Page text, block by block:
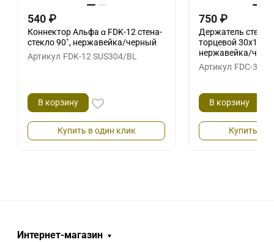
540 ₽
Коннектор Альфа α FDK-12 стена-
стекло 90˚, нержавейка/черный
Артикул FDK-12 SUS304/BL
В корзину
Купить в один клик
750 ₽
Держатель стекла
торцевой 30х10
нержавейка/
Артикул FDC-33
В корзину
Купить в
Интернет-магазин